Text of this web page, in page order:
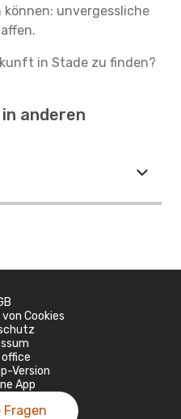
unvergessliche
in Stade zu finden?
anderen
Cookies
office
Version
App
Fragen